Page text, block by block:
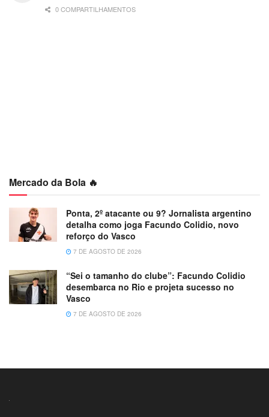
0 COMPARTILHAMENTOS
Mercado da Bola 🔥
Ponta, 2º atacante ou 9? Jornalista argentino
detalha como joga Facundo Colidio, novo
reforço do Vasco
7 DE AGOSTO DE 2026
“Sei o tamanho do clube”: Facundo Colidio
desembarca no Rio e projeta sucesso no
Vasco
7 DE AGOSTO DE 2026